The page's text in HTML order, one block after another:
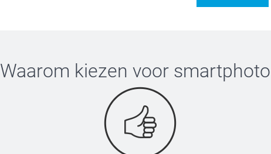
Waarom kiezen voor smartphoto